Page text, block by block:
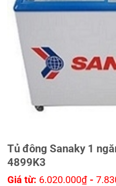
Tủ đông Sanaky 1
4899K3
Giá từ: 6.020.000₫ -